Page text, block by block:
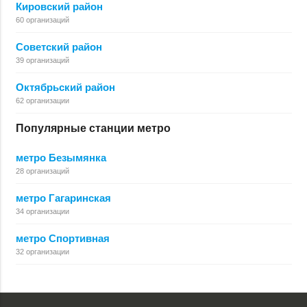
Кировский район
60 организаций
Советский район
39 организаций
Октябрьский район
62 организации
Популярные станции метро
метро Безымянка
28 организаций
метро Гагаринская
34 организации
метро Спортивная
32 организации